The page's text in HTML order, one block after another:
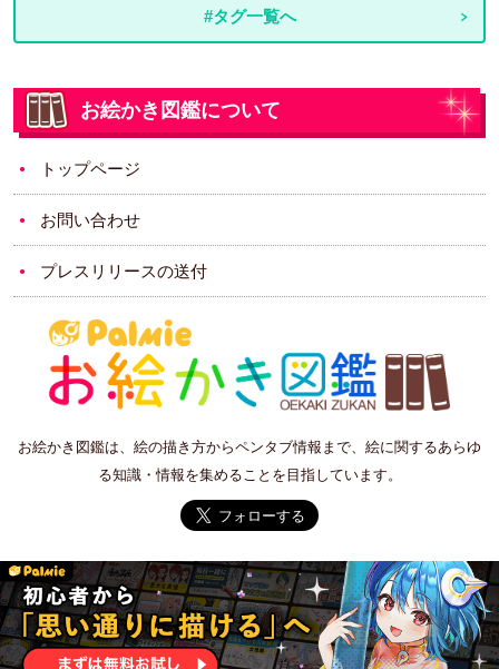
#タグ一覧へ
お絵かき図鑑について
トップページ
お問い合わせ
プレスリリースの送付
お絵かき図鑑は、絵の描き方からペンタブ情報まで、絵に関するあらゆ
る知識・情報を集めることを目指しています。